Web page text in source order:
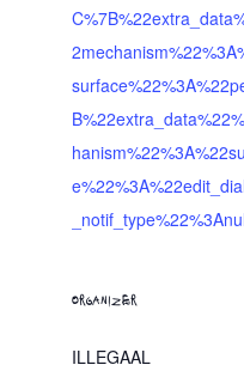
ORGANIZER
ILLEGAAL